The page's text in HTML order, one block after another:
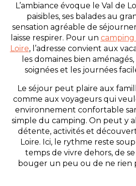
L’ambiance évoque le Val de
paisibles, ses balades au
sensation agréable de
laisse respirer. Pour un camping
Loire, l’adresse convient aux
les domaines bien
soignées et les journées
Le séjour peut plaire aux
comme aux voyageurs qui
environnement confortable
simple du camping. On peut y
détente, activités et
Loire. Ici, le rythme reste
temps de vivre dehors, de
bouger un peu ou de ne rien